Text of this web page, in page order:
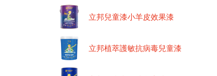
立邦兒童漆小羊皮效果漆
立邦植萃護敏抗病毒兒童漆